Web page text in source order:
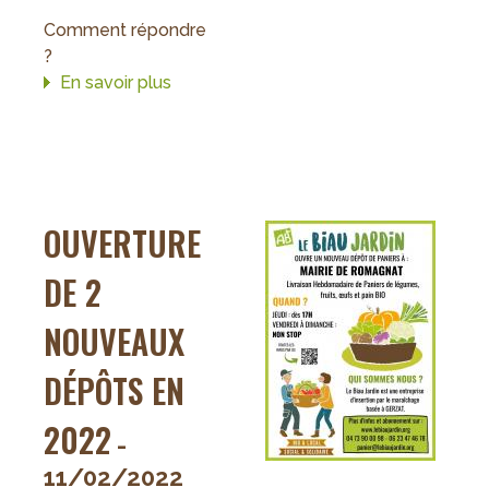
Comment répondre
?
En savoir plus
!
OUVERTURE
DE 2
NOUVEAUX
DÉPÔTS EN
2022 -
11/02/2022